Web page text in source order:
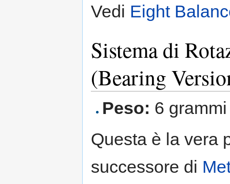
Vedi Eight
Sistema di
(Bearing
Peso: 6 grammi
Questa è la vera
successore di